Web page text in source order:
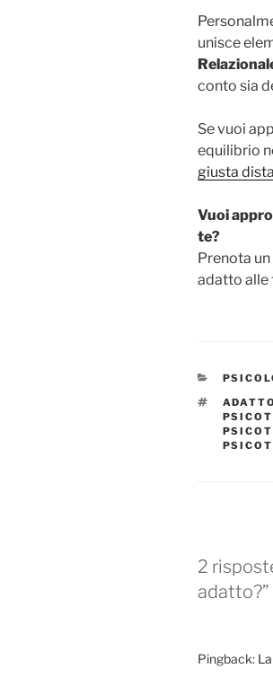
unisce
conto sia
Se vuoi
equilibrio
giusta
Vuoi
te?
Prenota
adatto alle
TAG
ADATTO
2
adatto?”
Pingback: